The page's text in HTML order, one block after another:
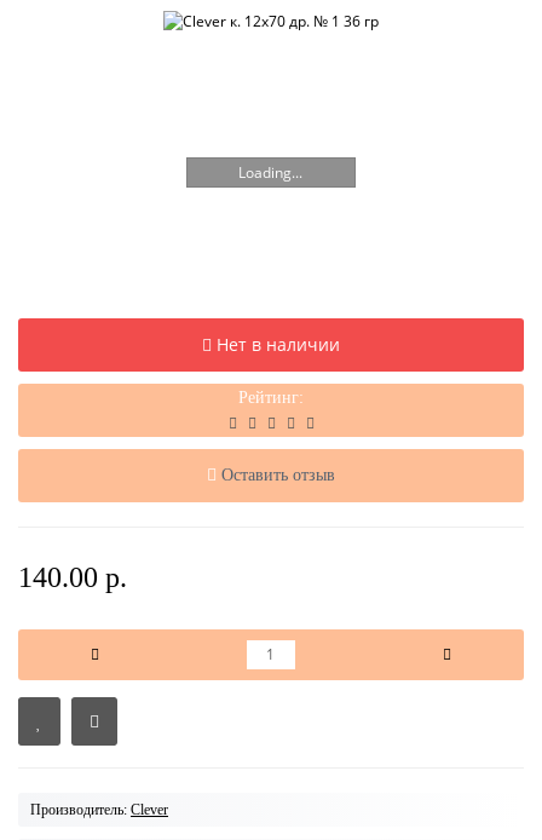
Loading...
Нет в наличии
Рейтинг:
Оставить отзыв
140.00 р.
Производитель: Clever